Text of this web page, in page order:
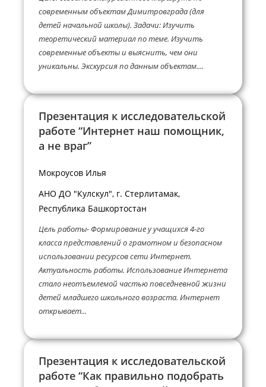
современным объектам Димитровграда (для
детей начальной школы). Задачи: Изучить
теоретический материал по теме. Изучить
современные объекты и выяснить, чем они
уникальны. Экскурсия по данным объектам....
Презентация к исследовательской
работе “Интернет наш помощник,
а не враг”
Мокроусов Илья
АНО ДО "Кулскул", г. Стерлитамак,
Республика Башкортостан
Цель работы- Формирование у учащихся 4-го
класса представлений о грамотном и безопасном
использовании ресурсов сети Интернет.
Актуальность работы. Использование Интернета
стало неотъемлемой частью повседневной жизни
детей младшего школьного возраста. Интернет
открывает...
Презентация к исследовательской
работе “Как правильно подобрать